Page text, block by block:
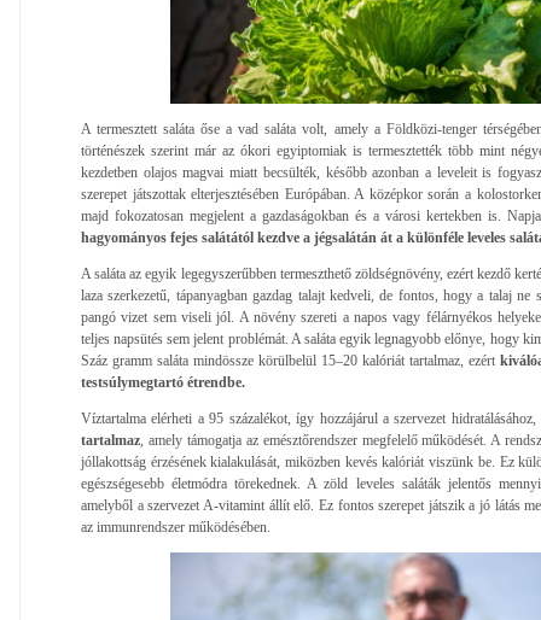
A termesztett saláta őse a vad saláta volt, amely a Földközi-tenger
történészek szerint már az ókori egyiptomiak is termesztették több mint
kezdetben olajos magvai miatt becsülték, később azonban a leveleit is
szerepet játszottak elterjesztésében Európában. A középkor során a
majd fokozatosan megjelent a gazdaságokban és a városi kertekben is.
hagyományos fejes salátától kezdve a jégsalátán át a különféle leveles
A saláta az egyik legegyszerűbben termeszthető zöldségnövény, ezért kezdő
laza szerkezetű, tápanyagban gazdag talajt kedveli, de fontos, hogy a talaj ne
pangó vizet sem viseli jól. A növény szereti a napos vagy félárnyékos
teljes napsütés sem jelent problémát. A saláta egyik legnagyobb előnye, hogy
Száz gramm saláta mindössze körülbelül 15–20 kalóriát tartalmaz, ezért
testsúlymegtartó étrendbe.
Víztartalma elérheti a 95 százalékot, így hozzájárul a szervezet
tartalmaz , amely támogatja az emésztőrendszer megfelelő működését. A
jóllakottság érzésének kialakulását, miközben kevés kalóriát viszünk be. Ez
egészségesebb életmódra törekednek. A zöld leveles saláták jelentős
amelyből a szervezet A-vitamint állít elő. Ez fontos szerepet játszik a jó látás
az immunrendszer működésében.